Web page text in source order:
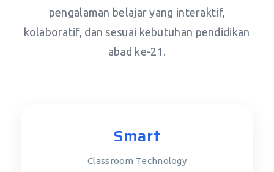
pengalaman belajar yang interaktif,
kolaboratif, dan sesuai kebutuhan pendidikan
abad ke-21.
Smart
Classroom Technology